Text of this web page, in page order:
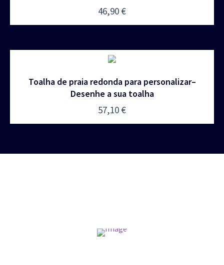
46,90 €
Toalha de praia redonda para personalizar–
Desenhe a sua toalha
57,10 €